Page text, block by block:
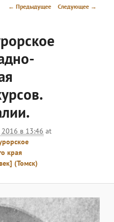
Навигация
← Предыдущее Следующее →
2016 в 13:46 at
края
(Томск)